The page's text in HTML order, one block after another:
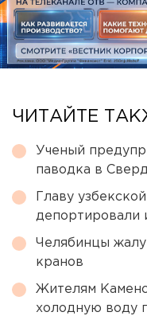
ЧИТАЙТЕ
Ученый
паводка в
Главу
депортировали
Челябинцы
кранов
Жителям
холодную воду